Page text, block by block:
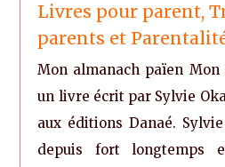
Livres pour parent,
parents et
Mon almanach païen
un livre écrit par Sylvie
aux éditions Danaé.
depuis fort longtemps